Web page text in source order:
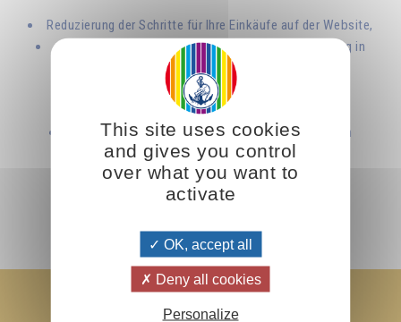
Reduzierung der Schritte für Ihre Einkäufe auf der Website,
aKostenloses Abonnement der Gedanken für den Tag in
mehreren Sprachen,
Zugang zu erweiterten Suchwerkzeugen für einige
Omraam Mikhaël Aïvanhov
Zugang zu Video-Podcasts und unveröffentlichten
Erfahrungsberichten ...
Sie können Ihr Konto jederzeit löschen!
This site uses cookies
and gives you control
over what you want to
activate
OK, accept all
Deny all cookies
Personalize